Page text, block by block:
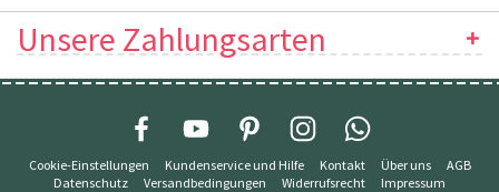
Unsere Zahlungsarten
Cookie-Einstellungen Kundenservice und Hilfe Kontakt Über uns
AGB
Datenschutz
Versandbedingungen Widerrufsrecht Impressum